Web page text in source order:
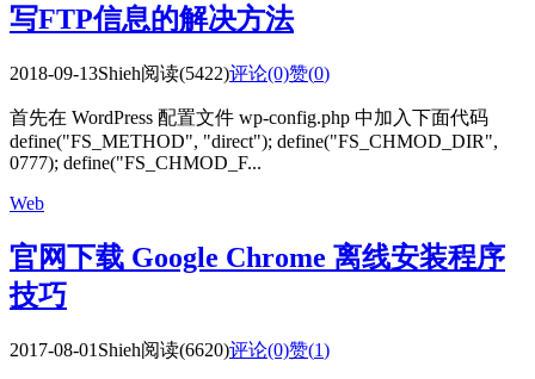
写FTP信息的解决方法
2018-09-13Shieh阅读(5422)评论(0)赞(0)
首先在 WordPress 配置文件 wp-config.php 中加入下面代码
define("FS_METHOD", "direct"); define("FS_CHMOD_DIR",
0777); define("FS_CHMOD_F...
Web
官网下载 Google Chrome 离线安装程序
技巧
2017-08-01 Shieh阅读(6620)评论(0)赞(1)